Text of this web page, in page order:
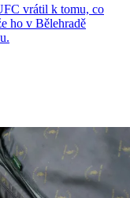
vrátil k tomu, co
ho v Bělehradě